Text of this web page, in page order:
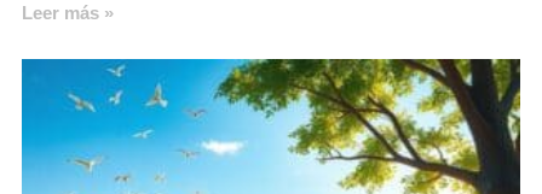
Leer más »